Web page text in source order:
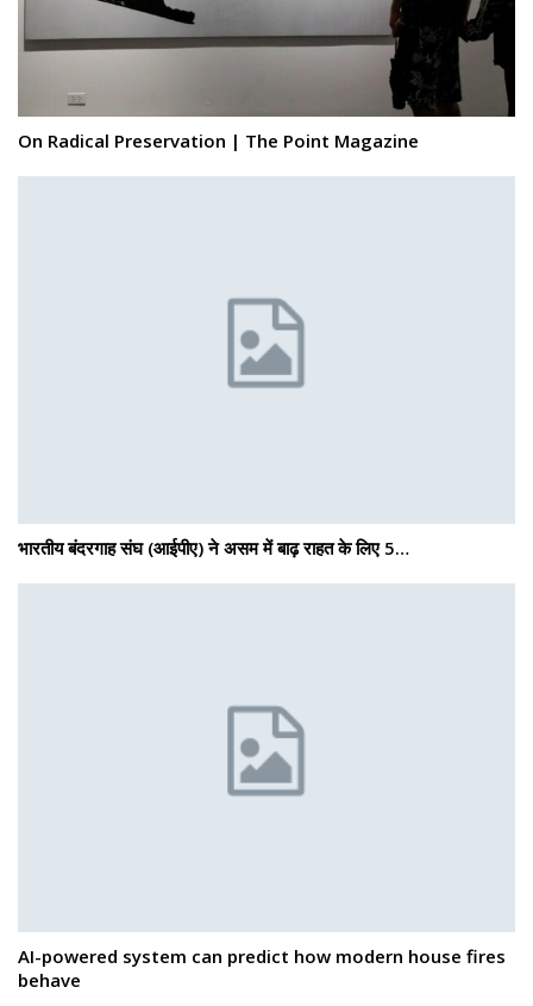
On Radical Preservation | The Point Magazine
भारतीय बंदरगाह संघ (आईपीए) ने असम में बाढ़ राहत के लिए 5…
AI-powered system can predict how modern house fires
behave